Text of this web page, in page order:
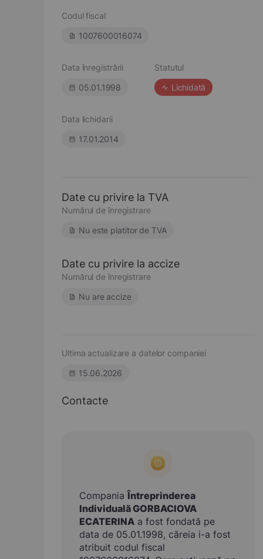
Codul fiscal
1007600016074
Data înregistrării
05.01.1998
Statutul
Lichidată
Data lichidarii
17.01.2014
Date cu privire la TVA
Numărul de înregistrare
Nu este platitor de TVA
Date cu privire la accize
Numărul de înregistrare
Nu are accize
Ultima actualizare a datelor companiei
15.06.2026
Contacte
CompaniaÎntreprinderea
Individuală GORBACIOVA
ECATERINA a fost fondată pe
data de 05.01.1998, căreia i-a fost
atribuit codul fiscal